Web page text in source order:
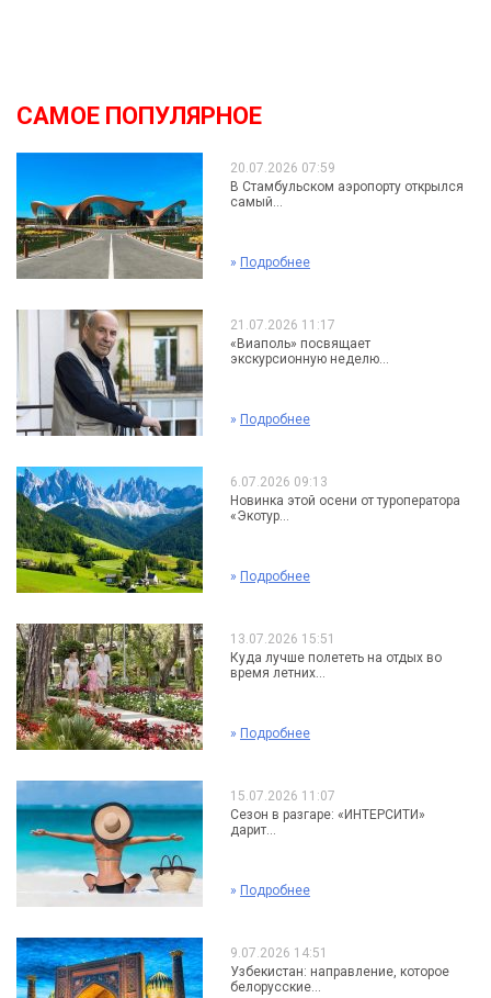
САМОЕ ПОПУЛЯРНОЕ
20.07.2026 07:59
В Стамбульском аэропорту открылся
самый...
» Подробнее
21.07.2026 11:17
«Виаполь» посвящает
экскурсионную неделю...
» Подробнее
6.07.2026 09:13
Новинка этой осени от туроператора
«Экотур...
» Подробнее
13.07.2026 15:51
Куда лучше полететь на отдых во
время летних...
» Подробнее
15.07.2026 11:07
Сезон в разгаре: «ИНТЕРСИТИ»
дарит...
» Подробнее
9.07.2026 14:51
Узбекистан: направление, которое
белорусские...